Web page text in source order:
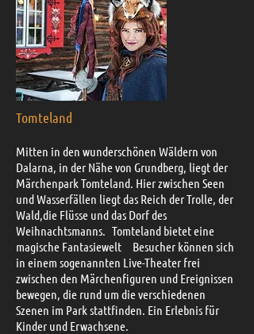
Tomteland
Mitten in den wunderschönen Wäldern von
Dalarna, in der Nähe von Grundberg, liegt der
Märchenpark Tomteland. Hier zwischen Seen
und Wasserfällen liegt das Reich der Trolle, der
Wald,die Flüsse und das Dorf des
Weihnachtsmanns. Tomteland bietet eine
magische Fantasiewelt
Besucher können sich
in einem sogenannten Live-Theater frei
zwischen den Märchenfiguren und Ereignissen
bewegen, die rund um die verschiedenen
Szenen im Park stattfinden. Ein Erlebnis für
Kinder und Erwachsene.